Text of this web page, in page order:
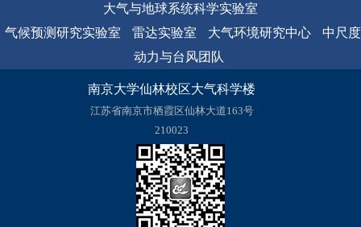
大气与地球系统科学实验室
气候预测研究实验室
雷达实验室 大气环境研究中心
中尺度
动力与台风团队
南京大学仙林校区大气科学楼
江苏省南京市栖霞区仙林大道163号
210023